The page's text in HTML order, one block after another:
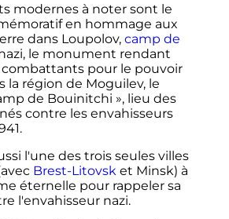
modernes à noter sont le
en hommage aux
dans Loupolov, camp de
le monument rendant
pour le pouvoir
la région de Moguilev, le
de Bouinitchi », lieu des
contre les envahisseurs
l'une des trois seules villes
Brest-Litovsk et Minsk) à
éternelle pour rappeler sa
l'envahisseur nazi.